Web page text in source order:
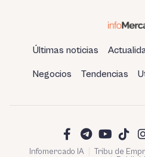
Últimas noticias
Negocios Tendencias
Infomercado IA Tribu de